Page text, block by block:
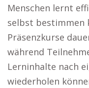
Menschen lernt
selbst bestimmen
Präsenzkurse
während
Lerninhalte nach
wiederholen